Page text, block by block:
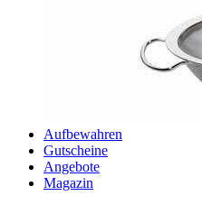
Aufbewahren
Gutscheine
Angebote
Magazin